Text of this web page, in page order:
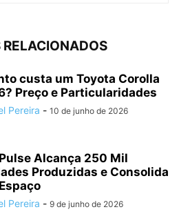
RELACIONADOS
custa um Toyota Corolla
Preço e Particularidades
Pereira - 10 de junho de 2026
Alcança 250 Mil
Produzidas e Consolida
Pereira - 9 de junho de 2026